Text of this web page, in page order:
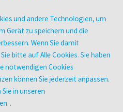
elibrary
E-Books
Club
facultas
und andere Technologien, um
Gerät zu speichern und die
Wenn Sie damit
bitte auf Alle Cookies. Sie haben
notwendigen Cookies
können Sie jederzeit anpassen.
in unseren
.